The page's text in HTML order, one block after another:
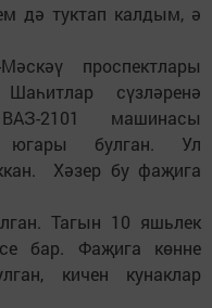
дә туктап калдым, ә
проспектлары
сүзләренә
2101 машинасы
югары булган. Ул
Хәзер бу фаҗига
Тагын 10 яшьлек
бар. Фаҗига көнне
кичен кунаклар